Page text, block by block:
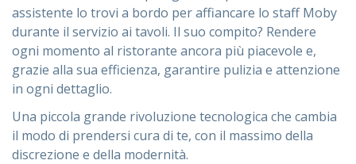
assistente lo trovi a bordo per affiancare lo staff Moby
durante il servizio ai tavoli. Il suo compito? Rendere
ogni momento al ristorante ancora più piacevole e,
grazie alla sua efficienza, garantire pulizia e attenzione
in ogni dettaglio.
Una piccola grande rivoluzione tecnologica che cambia
il modo di prendersi cura di te, con il massimo della
discrezione e della modernità.